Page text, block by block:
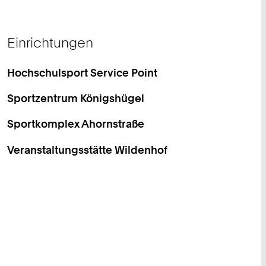
Einrichtungen
Hochschulsport Service Point
Sportzentrum Königshügel
Sportkomplex Ahornstraße
Veranstaltungsstätte Wildenhof